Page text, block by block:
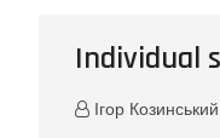
Individual
Ігор Козинський